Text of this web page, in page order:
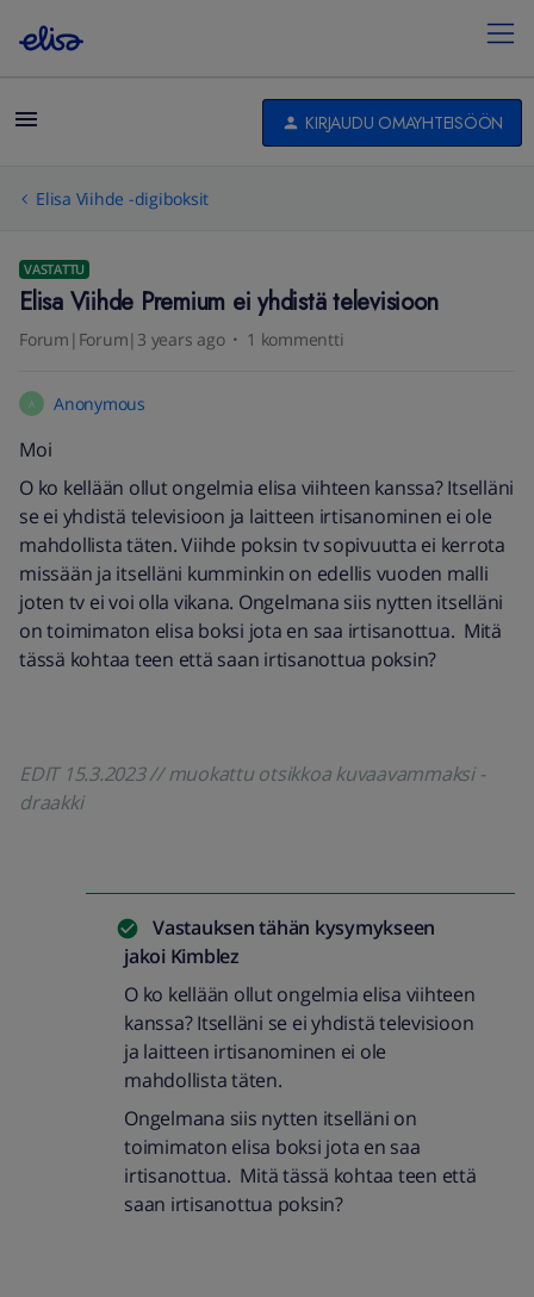
KIRJAUDU OMAYHTEISÖÖN
Elisa Viihde -digiboksit
VASTATTU
Elisa Viihde Premium ei yhdistä televisioon
Forum|Forum|3 years ago 1 kommentti
A Anonymous
Moi
O ko kellään ollut ongelmia elisa viihteen kanssa? Itselläni
se ei yhdistä televisioon ja laitteen irtisanominen ei ole
mahdollista täten. Viihde poksin tv sopivuutta ei kerrota
missään ja itselläni kumminkin on edellis vuoden malli
joten tv ei voi olla vikana. Ongelmana siis nytten itselläni
on toimimaton elisa boksi jota en saa irtisanottua. Mitä
tässä kohtaa teen että saan irtisanottua poksin?
EDIT 15.3.2023 // muokattu otsikkoa kuvaavammaksi -
draakki
Vastauksen tähän kysymykseen
jakoi Kimblez
O ko kellään ollut ongelmia elisa viihteen
kanssa? Itselläni se ei yhdistä televisioon
ja laitteen irtisanominen ei ole
mahdollista täten.
Ongelmana siis nytten itselläni on
toimimaton elisa boksi jota en saa
irtisanottua. Mitä tässä kohtaa teen että
saan irtisanottua poksin?